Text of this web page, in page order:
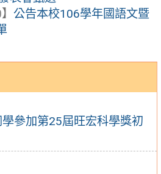
學參加第25屆旺宏科學獎初
公告本校106學年國語文暨